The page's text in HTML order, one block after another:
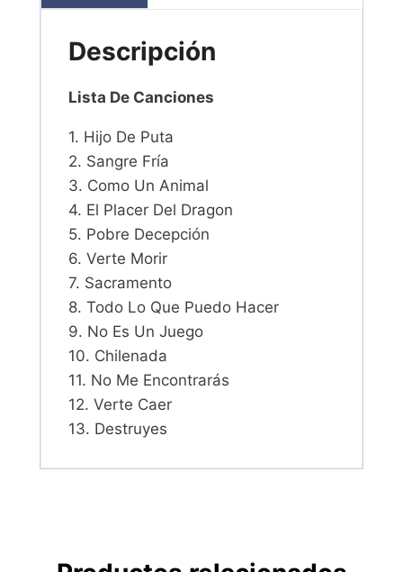
Descripción
Lista De Canciones
1. Hijo De Puta
2. Sangre Fría
3. Como Un Animal
4. El Placer Del Dragon
5. Pobre Decepción
6. Verte Morir
7. Sacramento
8. Todo Lo Que Puedo Hacer
9. No Es Un Juego
10. Chilenada
11. No Me Encontrarás
12. Verte Caer
13. Destruyes